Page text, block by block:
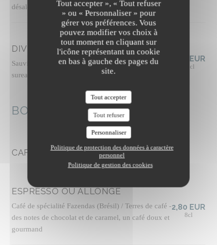
Tout accepter », « Tout refuser
» ou « Personnaliser » pour
gérer vos préférences. Vous
pouvez modifier vos choix à
tout moment en cliquant sur
l'icône représentant un cookie
en bas à gauche des pages du
site.
Tout accepter
Tout refuser
Personnaliser
Politique de protection des données à caractère
personnel
Politique de gestion des cookies
désalcoolisé
DIVIN EFFERVESCENT 0%
Sauvignon blanc désalcoolisé à fines bulles, notes de
sureau et pêche blanche
7,00 EUR
12cl
BOISSONS CHAUDES
CAFÉINÉS
ESPRESSO OU ALLONGÉ
Café de spécialité Fazendas (Brésil) / Terres de café -
des notes de chocolat et de caramel, un café doux et
gourmand
2,80 EUR
8cl